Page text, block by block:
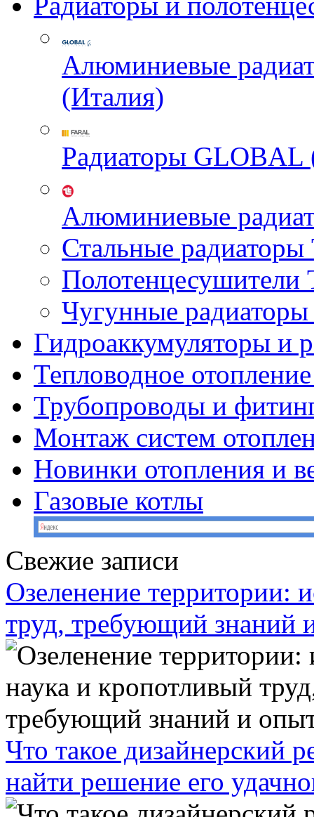
Алюминиевые
(Италия)
Радиаторы GLOBAL
Алюминиевые
Стальные
Чугунные
Гидроаккумуляторы и
Тепловодное
Трубопроводы и
Монтаж систем
Новинки отопления и
Газовые котлы
Свежие записи
Озеленение территории:
труд, требующий знаний
Что такое дизайнерский
найти решение его